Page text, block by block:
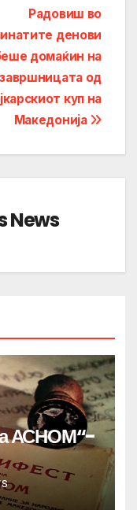
Радовиш во
денови
домаќин на
завршницата од
куп на
Македонија
News
АСНОМ“-